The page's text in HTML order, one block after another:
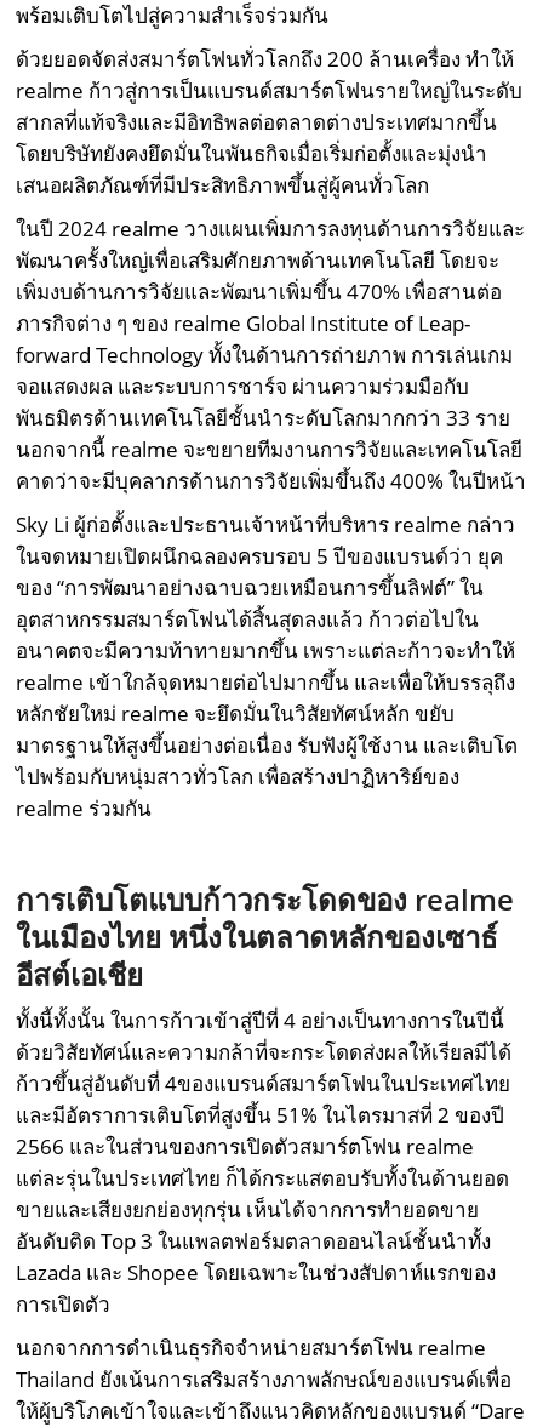
พร้อมเติบโตไปสู่ความสำเร็จร่วมกัน
ด้วยยอดจัดส่งสมาร์ตโฟนทั่วโลกถึง 200 ล้านเครื่อง ทำให้
realme ก้าวสู่การเป็นแบรนด์สมาร์ตโฟนรายใหญ่ในระดับ
สากลที่แท้จริงและมีอิทธิพลต่อตลาดต่างประเทศมากขึ้น
โดยบริษัทยังคงยึดมั่นในพันธกิจเมื่อเริ่มก่อตั้งและมุ่งนำ
เสนอผลิตภัณฑ์ที่มีประสิทธิภาพขึ้นสู่ผู้คนทั่วโลก
ในปี 2024 realme วางแผนเพิ่มการลงทุนด้านการวิจัยและ
พัฒนาครั้งใหญ่เพื่อเสริมศักยภาพด้านเทคโนโลยี โดยจะ
เพิ่มงบด้านการวิจัยและพัฒนาเพิ่มขึ้น 470% เพื่อสานต่อ
ภารกิจต่าง ๆ ของ realme Global Institute of Leap-
forward Technology ทั้งในด้านการถ่ายภาพ การเล่นเกม
จอแสดงผล และระบบการชาร์จ ผ่านความร่วมมือกับ
พันธมิตรด้านเทคโนโลยีชั้นนำระดับโลกมากกว่า 33 ราย
นอกจากนี้ realme จะขยายทีมงานการวิจัยและเทคโนโลยี
คาดว่าจะมีบุคลากรด้านการวิจัยเพิ่มขึ้นถึง 400% ในปีหน้า
Sky Li ผู้ก่อตั้งและประธานเจ้าหน้าที่บริหาร realme กล่าว
ในจดหมายเปิดผนึกฉลองครบรอบ 5 ปีของแบรนด์ว่า ยุค
ของ “การพัฒนาอย่างฉาบฉวยเหมือนการขึ้นลิฟต์” ใน
อุตสาหกรรมสมาร์ตโฟนได้สิ้นสุดลงแล้ว ก้าวต่อไปใน
อนาคตจะมีความท้าทายมากขึ้น เพราะแต่ละก้าวจะทำให้
realme เข้าใกล้จุดหมายต่อไปมากขึ้น และเพื่อให้บรรลุถึง
หลักชัยใหม่ realme จะยึดมั่นในวิสัยทัศน์หลัก ขยับ
มาตรฐานให้สูงขึ้นอย่างต่อเนื่อง รับฟังผู้ใช้งาน และเติบโต
ไปพร้อมกับหนุ่มสาวทั่วโลก เพื่อสร้างปาฏิหาริย์ของ
realme ร่วมกัน
การเติบโตแบบก้าวกระโดดของ realme
ในเมืองไทย หนึ่งในตลาดหลักของเซาธ์
อีสต์เอเชีย
ทั้งนี้ทั้งนั้น ในการก้าวเข้าสู่ปีที่ 4 อย่างเป็นทางการในปีนี้
ด้วยวิสัยทัศน์และความกล้าที่จะกระโดดส่งผลให้เรียลมีได้
ก้าวขึ้นสู่อันดับที่ 4ของแบรนด์สมาร์ตโฟนในประเทศไทย
และมีอัตราการเติบโตที่สูงขึ้น 51% ในไตรมาสที่ 2 ของปี
2566 และในส่วนของการเปิดตัวสมาร์ตโฟน realme
แต่ละรุ่นในประเทศไทย ก็ได้กระแสตอบรับทั้งในด้านยอด
ขายและเสียงยกย่องทุกรุ่น เห็นได้จากการทำยอดขาย
อันดับติด Top 3 ในแพลตฟอร์มตลาดออนไลน์ชั้นนำทั้ง
Lazada และ Shopee โดยเฉพาะในช่วงสัปดาห์แรกของ
การเปิดตัว
นอกจากการดำเนินธุรกิจจำหน่ายสมาร์ตโฟน realme
Thailand ยังเน้นการเสริมสร้างภาพลักษณ์ของแบรนด์เพื่อ
ให้ผู้บริโภคเข้าใจและเข้าถึงแนวคิดหลักของแบรนด์ “Dare